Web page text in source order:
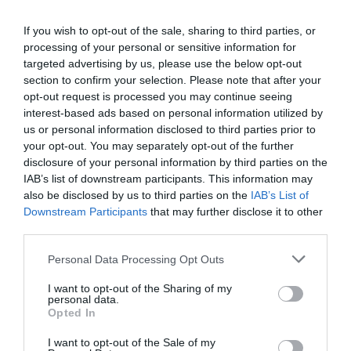
If you wish to opt-out of the sale, sharing to third parties, or
processing of your personal or sensitive information for
targeted advertising by us, please use the below opt-out
section to confirm your selection. Please note that after your
opt-out request is processed you may continue seeing
interest-based ads based on personal information utilized by
us or personal information disclosed to third parties prior to
your opt-out. You may separately opt-out of the further
disclosure of your personal information by third parties on the
IAB’s list of downstream participants. This information may
also be disclosed by us to third parties on the IAB’s List of
Downstream Participants that may further disclose it to other
Personal Data Processing Opt Outs
I want to opt-out of the Sharing of my
personal data.
Opted In
I want to opt-out of the Sale of my
parte de nuestros clientes.
Por otra parte, es necesario que las empresas
comuniquen con claridad y transparencia cuál es
la situación financiera que tienen, que expliquen
con detalle qué es lo que les está pasando, cómo
les afecta el incremento de precios de la materia
prima, de la energía o del transporte, en todos sus
procesos, como esto repercute en los costes del
producto o servicio final, y porque, a su vez,
necesitan repercutirlo total o parcialmente a los
Muchos de los miedos que